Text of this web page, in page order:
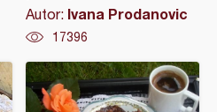
Autor: Ivana Prodanovic
17396